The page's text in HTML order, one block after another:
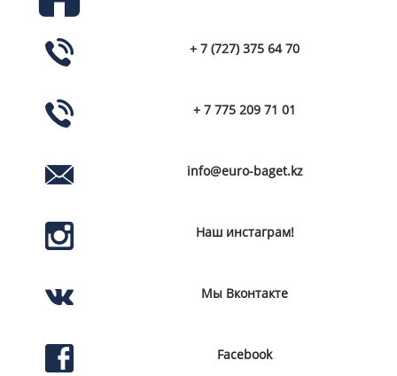
+ 7 (727) 375 64 70
+ 7 775 209 71 01
info@euro-baget.kz
Наш инстаграм!
Мы Вконтакте
Facebook